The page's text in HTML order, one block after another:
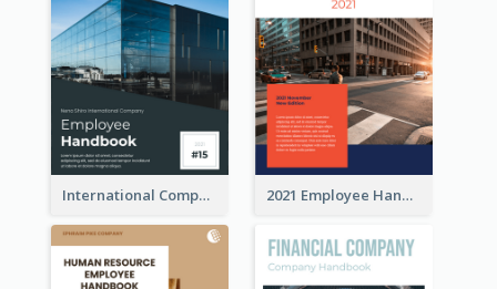
International Company Handbook 2021 Employee Handbook